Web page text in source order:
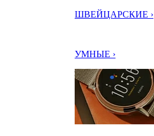
ШВЕЙЦАРСКИЕ ›
УМНЫЕ ›